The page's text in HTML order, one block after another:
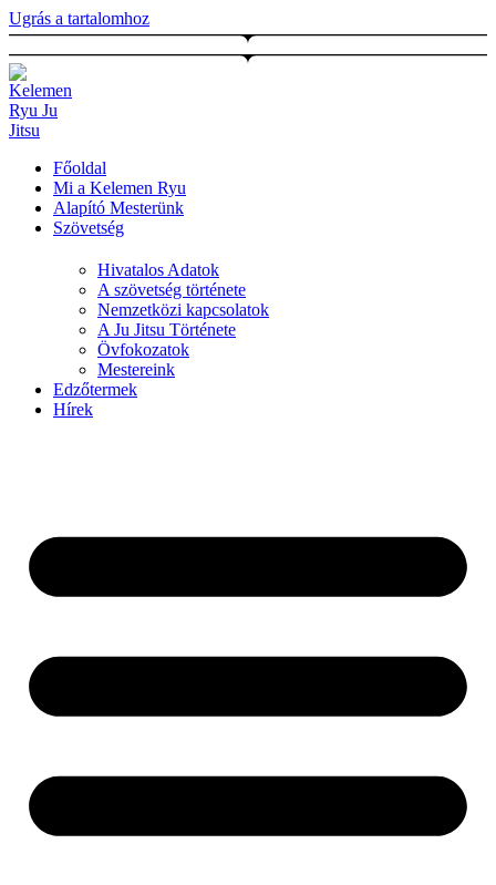
Ugrás a tartalomhoz
Főoldal
Mi a Kelemen Ryu
Alapító Mesterünk
Szövetség
Hivatalos Adatok
A szövetség története
Nemzetközi kapcsolatok
A Ju Jitsu Története
Övfokozatok
Mestereink
Edzőtermek
Hírek